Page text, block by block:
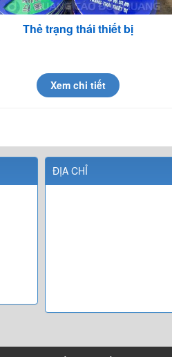
Thẻ trạng thái thiết bị
Xem chi tiết
ĐỊA CHỈ